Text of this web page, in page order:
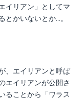
イリアン」としてマ
とかいないとか…。
、エイリアンと呼ば
エイリアンが公開さ
ることから「ワラス